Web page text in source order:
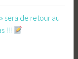
sera de retour au
!!!